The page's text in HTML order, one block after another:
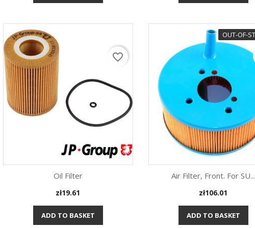
Read
Quick view
Oil Filter
Price
zł19.61
ADD TO BASKET
favorite_border
OUT-OF-
Quick view
Air Filter, Front. For SU...
Price
zł106.01
ADD TO BASKET